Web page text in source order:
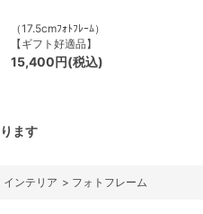
（17.5cmﾌｫﾄﾌﾚｰﾑ）
【ギフト好適品】
15,400円(税込)
ます
インテリア > フォトフレーム